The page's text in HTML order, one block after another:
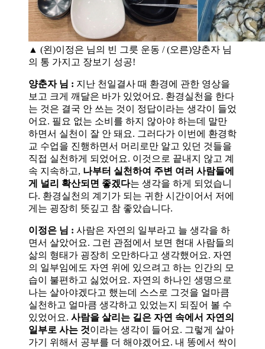
▲ (왼)이정은 님의 빈 그릇 운동 / (오른)양춘자 님
의 통 가지고 장보기 성공!
양춘자 님 : 지난 천일결사 때 환경에 관한 영상을
보고 크게 깨달은 바가 있었어요. 환경실천을 한다
는 것은 결국 안 쓰는 것이 정답이라는 생각이 들었
어요. 필요 없는 소비를 하지 않아야 하는데 말만
하면서 실천이 잘 안 돼요. 그러다가 이번에 환경학
교 수업을 진행하면서 머리로만 알고 있던 것들을
직접 실천하게 되었어요. 이것으로 끝내지 않고 계
속 지속하고, 나부터 실천하여 주변 여러 사람들에
게 널리 확산되면 좋겠다는 생각을 하게 되었습니
다. 환경실천의 계기가 되는 귀한 시간이어서 저에
게는 굉장히 뜻깊고 참 좋았습니다.
이정은 님 : 사람은 자연의 일부라고 늘 생각을 하
면서 살았어요. 그런 관점에서 보면 현대 사람들의
삶의 형태가 굉장히 오만하다고 생각했어요. 자연
의 일부임에도 자연 위에 있으려고 하는 인간의 모
습이 불편하고 싫었어요. 자연의 하나인 생명으로
나는 살아야겠다고 했는데 스스로 그것을 얼마큼
실천하고 얼마큼 생각하고 있었는지 되짚어 볼 수
있었어요. 사람을 살리는 길은 자연 속에서 자연의
일부로 사는 것이라는 생각이 들어요. 그렇게 살아
가기 위해서 공부를 더 해야겠어요. 내 똥에서 싹이